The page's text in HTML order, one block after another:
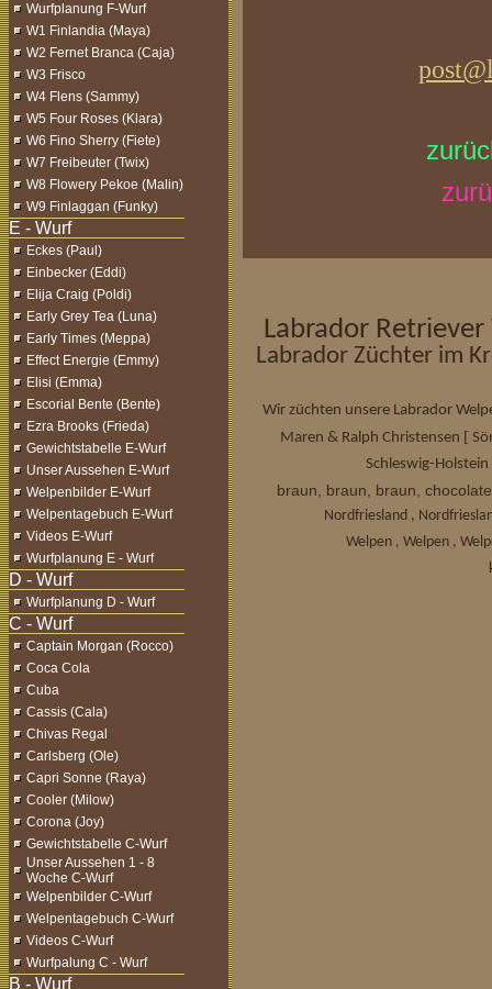
Wurfplanung F-Wurf
W1 Finlandia (Maya)
W2 Fernet Branca (Caja)
W3 Frisco
W4 Flens (Sammy)
W5 Four Roses (Klara)
W6 Fino Sherry (Fiete)
W7 Freibeuter (Twix)
W8 Flowery Pekoe (Malin)
W9 Finlaggan (Funky)
Eckes (Paul)
Einbecker (Eddi)
Elija Craig (Poldi)
Early Grey Tea (Luna)
Early Times (Meppa)
Effect Energie (Emmy)
Elisi (Emma)
Escorial Bente (Bente)
Ezra Brooks (Frieda)
Gewichtstabelle E-Wurf
Unser Aussehen E-Wurf
Welpenbilder E-Wurf
Welpentagebuch E-Wurf
Videos E-Wurf
Wurfplanung E - Wurf
Wurfplanung D - Wurf
Captain Morgan (Rocco)
Coca Cola
Cuba
Cassis (Cala)
Chivas Regal
Carlsberg (Ole)
Capri Sonne (Raya)
Cooler (Milow)
Corona (Joy)
Gewichtstabelle C-Wurf
Unser Aussehen 1 - 8
Woche C-Wurf
Welpenbilder C-Wurf
Welpentagebuch C-Wurf
Videos C-Wurf
Wurfpalung C - Wurf
Labrador
Labrador Züchter im
Wir züchten unsere Labrador
Maren & Ralph Christensen [
Schleswig-
braun, braun, braun,
Nordfriesland ,
Welpen , Welpen ,